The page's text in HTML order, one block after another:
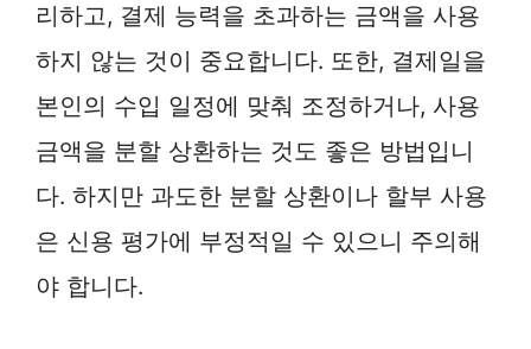
리하고, 결제 능력을 초과하는 금액을 사용
하지 않는 것이 중요합니다. 또한, 결제일을
본인의 수입 일정에 맞춰 조정하거나, 사용
금액을 분할 상환하는 것도 좋은 방법입니
다. 하지만 과도한 분할 상환이나 할부 사용
은 신용 평가에 부정적일 수 있으니 주의해
야 합니다.